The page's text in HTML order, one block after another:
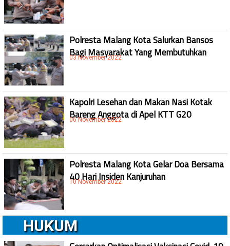
Polresta Malang Kota Salurkan Bansos
Bagi Masyarakat Yang Membutuhkan
03 November 2022
Kapolri Lesehan dan Makan Nasi Kotak
Bareng Anggota di Apel KTT G20
06 November 2022
Polresta Malang Kota Gelar Doa Bersama
40 Hari Insiden Kanjuruhan
10 November 2022
HUKUM